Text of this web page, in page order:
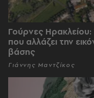
Γούρνες
που αλλάζει την
βάσης
Γιάννης Μαντζίκος